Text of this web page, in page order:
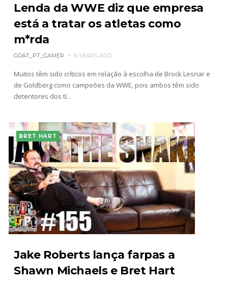
Lenda da WWE diz que empresa
está a tratar os atletas como
m*rda
GOAT_PT_GAMER 6 YEARS AGO
Muitos têm sido críticos em relação à escolha de Brock Lesnar e
de Goldberg como campeões da WWE, pois ambos têm sido
detentores dos tí...
BRET HART
Jake Roberts lança farpas a
Shawn Michaels e Bret Hart